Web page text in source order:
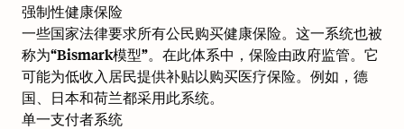
强制性健康保险
一些国家法律要求所有公民购买健康保险。这一系统也被
称为“Bismark模型”。在此体系中，保险由政府监管。它
可能为低收入居民提供补贴以购买医疗保险。例如，德
国、日本和荷兰都采用此系统。
单一支付者系统